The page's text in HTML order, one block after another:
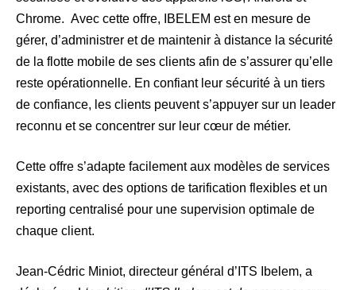
Chrome. Avec cette offre, IBELEM est en mesure de
gérer, d’administrer et de maintenir à distance la sécurité
de la flotte mobile de ses clients afin de s’assurer qu’elle
reste opérationnelle. En confiant leur sécurité à un tiers
de confiance, les clients peuvent s’appuyer sur un leader
reconnu et se concentrer sur leur cœur de métier.
Cette offre s’adapte facilement aux modèles de services
existants, avec des options de tarification flexibles et un
reporting centralisé pour une supervision optimale de
chaque client.
Jean-Cédric Miniot, directeur général d’ITS Ibelem, a